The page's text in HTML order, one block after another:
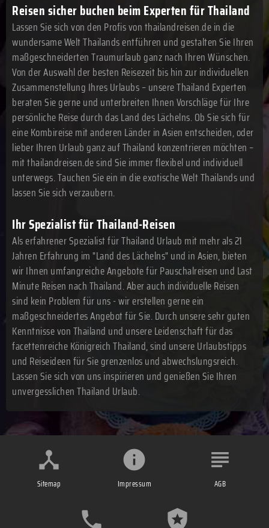
Reisen sicher buchen beim Experten für Thailand
Lassen Sie sich von den Profis von thailandreisen.de in die
wundersame Welt Thailands entführen und gestalten Sie Ihren
maßgeschneiderten Traumurlaub ganz nach Ihren Wünschen.
Von der Auswahl der besten Reisezeit bis hin zur individuellen
Zusammenstellung Ihres Urlaubs – unsere Thailand Experten
beraten Sie gerne und unterbreiten Ihnen Vorschläge für Ihre
persönliche Reise durch das Land des Lächelns. Ob Sie sich für
eine Kombireise mit anderen Länder in Asien entscheiden, oder
lieber Ihren Urlaub ganz auf Thailand konzentrieren möchten –
mit thailandreisen.de sind Sie immer flexibel und individuell
unterwegs. Tauchen Sie ein in die exotische Welt Thailands und
lassen Sie sich verzaubern.
Ihr Spezialist für Thailand-Reisen
Als erfahrener Spezialist für Thailand Urlaub mit mehr als 21
Jahren Erfahrung im "Land des Lächelns" und in Asien, bieten
wir Ihnen umfangreiche Angebote für Pauschalreisen und Last
Minute Reisen nach Thailand. Aber auch individuelle Reisen
sind kein Problem für uns - wir erstellen gerne ein
maßgeschneidertes Angebot für Sie. Durch unsere sehr guten
Kenntnisse von Thailand und unsere Leidenschaft für das
facettenreiche Königreich Thailand, sind unsere Urlaubstipps
und Reiseideen für Sie grenzenlos und abwechslungsreich.
Lassen Sie sich von uns inspirieren und genießen Sie Ihren
unvergesslichen Thailand Urlaub.
Sitemap Impressum AGB